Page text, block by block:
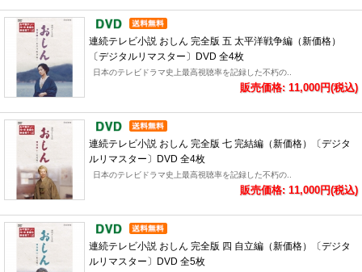
連続テレビ小説 おしん 完全版 五 太平洋戦争編（新価格）
〔デジタルリマスター〕DVD 全4枚
日本のテレビドラマ史上最高視聴率を記録した不朽の..
販売価格: 11,000円(税込)
連続テレビ小説 おしん 完全版 七 完結編（新価格）〔デジタ
ルリマスター〕DVD 全4枚
日本のテレビドラマ史上最高視聴率を記録した不朽の..
販売価格: 11,000円(税込)
連続テレビ小説 おしん 完全版 四 自立編（新価格）〔デジタ
ルリマスター〕DVD 全5枚